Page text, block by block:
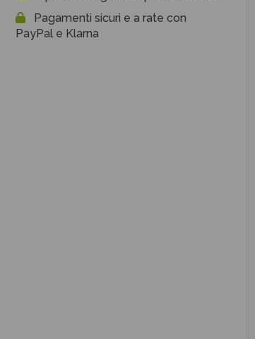
Pagamenti sicuri e a rate con
PayPal e Klarna